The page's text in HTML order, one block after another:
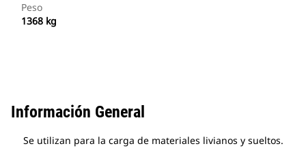
Peso
1368 kg
Información General
Se utilizan para la carga de materiales livianos y sueltos.